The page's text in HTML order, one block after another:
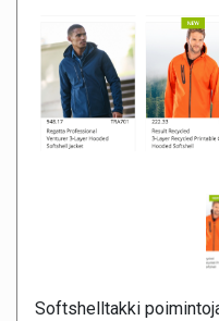
Softshelltakki